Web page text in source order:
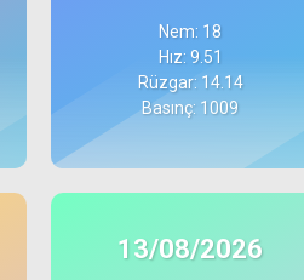
Nem: 18
Hız: 9.51
Rüzgar: 14.14
Basınç: 1009
13/08/2026